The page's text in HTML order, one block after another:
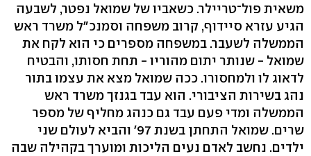
משאית פול־טריילר. כשאביו של שמואל נפטר, לשבעה
הגיע עזרא סיידוף, קרוב משפחה וסמנכ"ל משרד ראש
הממשלה לשעבר. במשפחה מספרים כי הוא לקח את
שמואל - שנותר יתום מהוריו - תחת חסותו, והבטיח
לדאוג לו ולמחסורו. ככה שמואל מצא את עצמו בתור
נהג בשירות הציבורי. הוא עבד בגנזך משרד ראש
הממשלה ומדי פעם עבד גם כנהג מחליף של מספר
שרים. שמואל התחתן בשנת 97' והביא לעולם שני
ילדים. נחשב לאדם נעים הליכות ומוערך בקהילה שבה